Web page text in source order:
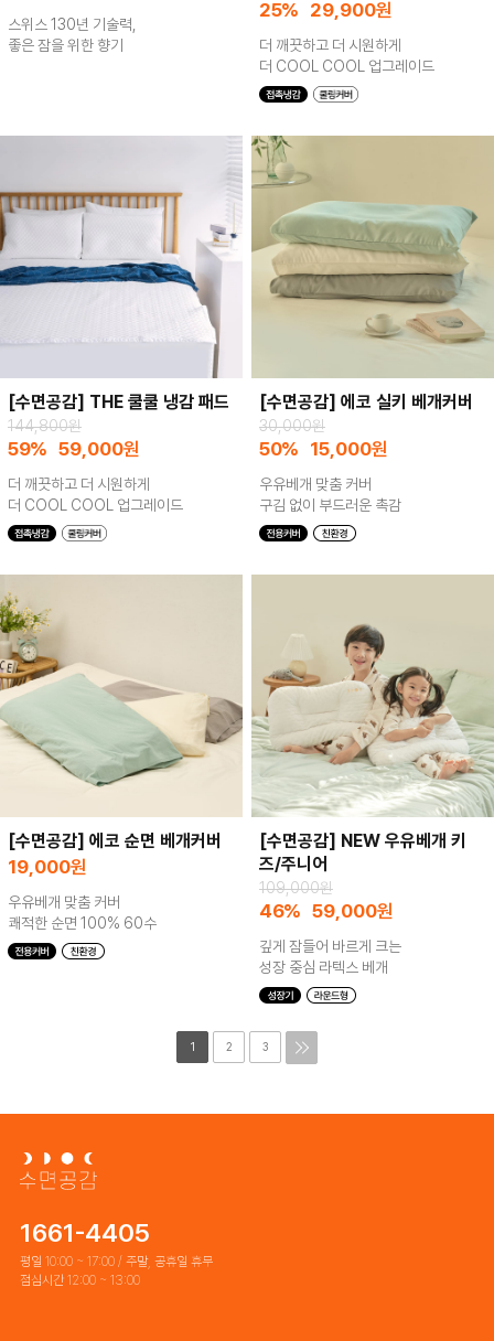
스위스 130년 기술력,
좋은 잠을 위한 향기
25% 29,900원
더 깨끗하고 더 시원하게
더 COOL COOL 업그레이드
[수면공감] THE 쿨쿨 냉감 패드
144,800원
59% 59,000원
더 깨끗하고 더 시원하게
더 COOL COOL 업그레이드
[수면공감] 에코 실키 베개커버
30,000원
50% 15,000원
우유베개 맞춤 커버
구김 없이 부드러운 촉감
[수면공감] 에코 순면 베개커버
19,000원
우유베개 맞춤 커버
쾌적한 순면 100% 60수
[수면공감] NEW 우유베개 키
즈/주니어
109,000원
46% 59,000원
깊게 잠들어 바르게 크는
성장 중심 라텍스 베개
1 2 3
1661-4405
평일 10:00 ~ 17:00 / 주말, 공휴일 휴무
점심시간 12:00 ~ 13:00